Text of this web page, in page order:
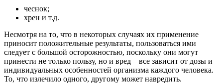
чеснок;
хрен и т.д.
Несмотря на то, что в некоторых случаях их применение
приносит положительные результаты, пользоваться ими
следует с большой осторожностью, поскольку они могут
принести не только пользу, но и вред – все зависит от дозы и
индивидуальных особенностей организма каждого человека.
То, что излечило одного, другому может навредить.